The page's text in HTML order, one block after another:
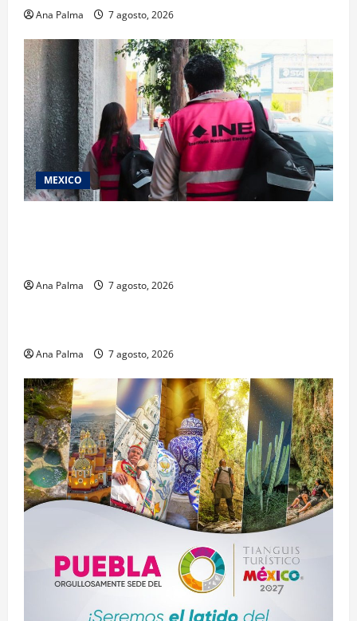
Ana Palma 7 agosto, 2026
MEXICO
Ana Palma 7 agosto, 2026
Estados Portada
Ana Palma 7 agosto, 2026